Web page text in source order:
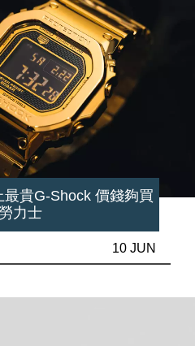
貴G-Shock 價錢夠買
力士
10 JUN